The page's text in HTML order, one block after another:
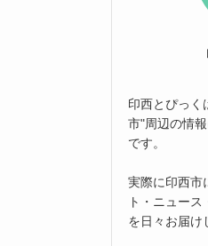
印西とぴっく
市"周辺の情
です。
実際に印西市
ト・ニュー
を日々お届け